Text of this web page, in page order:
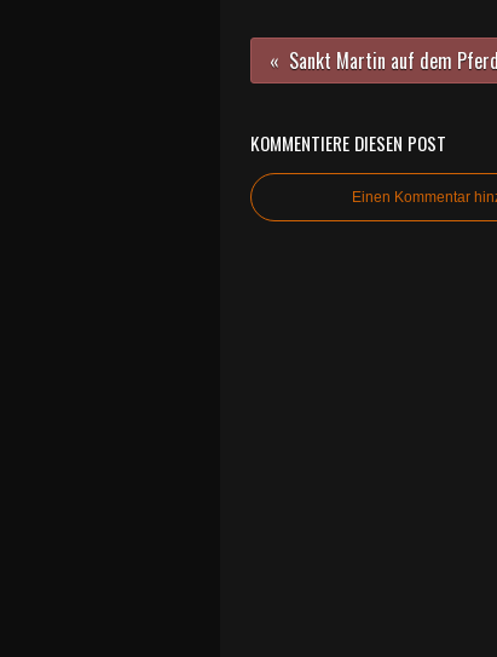
KOMMENTIERE DIESEN POST
Einen Kommentar